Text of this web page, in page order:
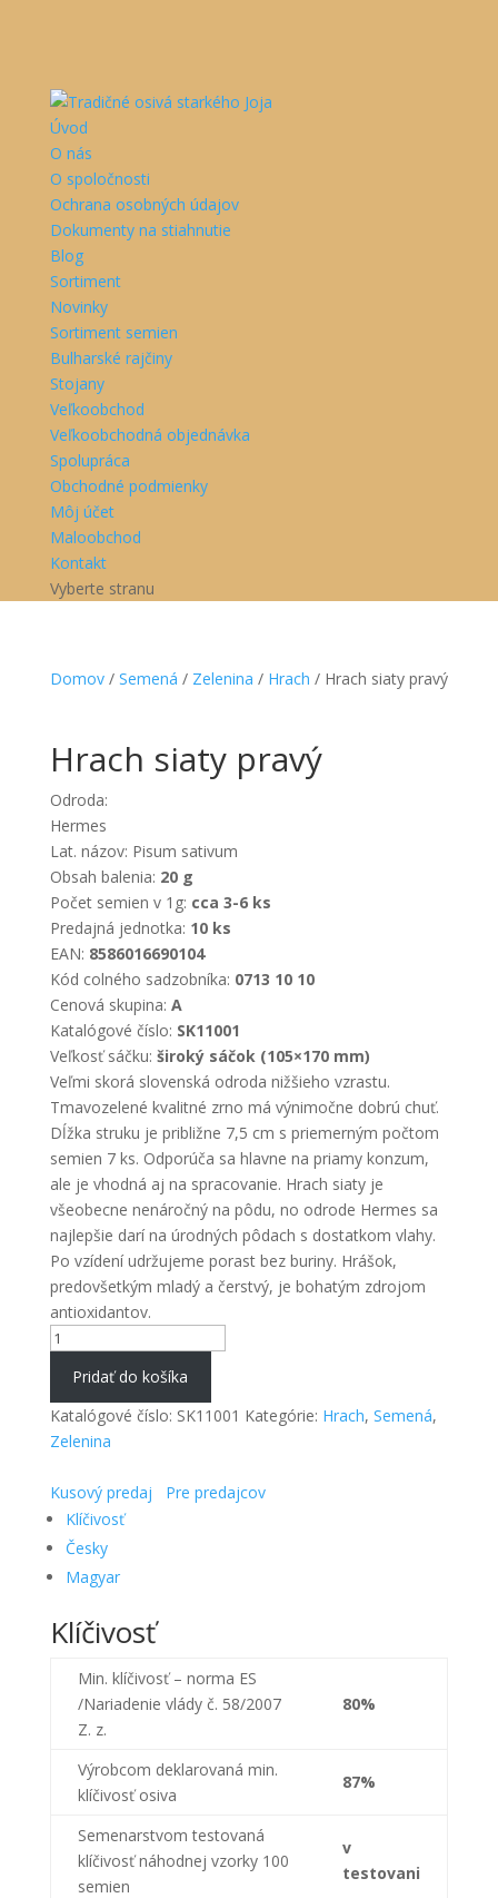
Úvod
O nás
O spoločnosti
Ochrana osobných údajov
Dokumenty na stiahnutie
Blog
Sortiment
Novinky
Sortiment semien
Bulharské rajčiny
Stojany
Veľkoobchod
Veľkoobchodná objednávka
Spolupráca
Obchodné podmienky
Môj účet
Maloobchod
Kontakt
Vyberte stranu
Domov/ Semená / Zelenina / Hrach / Hrach siaty pravý
Hrach siaty pravý
Odroda:
Hermes
Lat. názov: Pisum sativum
Obsah balenia: 20 g
Počet semien v 1g: cca 3-6 ks
Predajná jednotka: 10 ks
EAN: 8586016690104
Kód colného sadzobníka: 0713 10 10
Cenová skupina: A
Katalógové číslo: SK11001
Veľkosť sáčku: široký sáčok (105×170 mm)
Veľmi skorá slovenská odroda nižšieho vzrastu.
Tmavozelené kvalitné zrno má výnimočne dobrú chuť.
Dĺžka struku je približne 7,5 cm s priemerným počtom
semien 7 ks. Odporúča sa hlavne na priamy konzum,
ale je vhodná aj na spracovanie. Hrach siaty je
všeobecne nenáročný na pôdu, no odrode Hermes sa
najlepšie darí na úrodných pôdach s dostatkom vlahy.
Po vzídení udržujeme porast bez buriny. Hrášok,
predovšetkým mladý a čerstvý, je bohatým zdrojom
antioxidantov.
množstvo
siaty
pravý
Pridať do košíka
Katalógové číslo: SK11001 Kategórie: Hrach, Semená,
Zelenina
Kusový predaj
Pre predajcov
Klíčivosť
Česky
Magyar
Klíčivosť
Min. klíčivosť – norma ES
/Nariadenie vlády č. 58/2007
Z. z.
80%
Výrobcom deklarovaná min.
klíčivosť osiva
87%
Semenarstvom testovaná
klíčivosť náhodnej vzorky 100
semien
v
testovani